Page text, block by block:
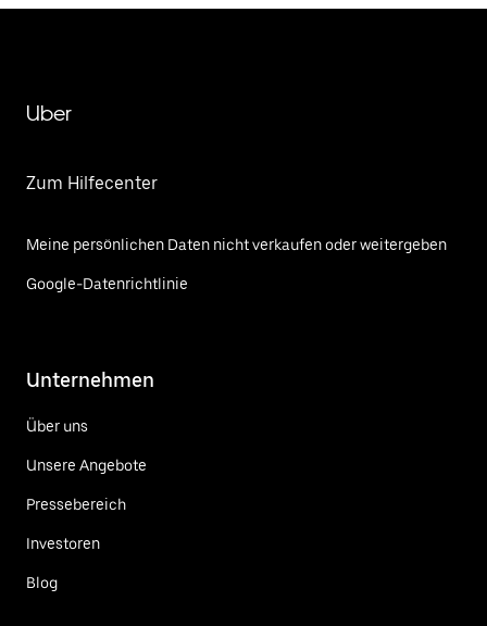
Uber
Zum Hilfecenter
Meine persönlichen Daten nicht verkaufen oder weitergeben
Google-Datenrichtlinie
Unternehmen
Über uns
Unsere Angebote
Pressebereich
Investoren
Blog